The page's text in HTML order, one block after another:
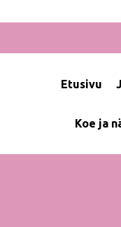
Etusivu
Koe ja